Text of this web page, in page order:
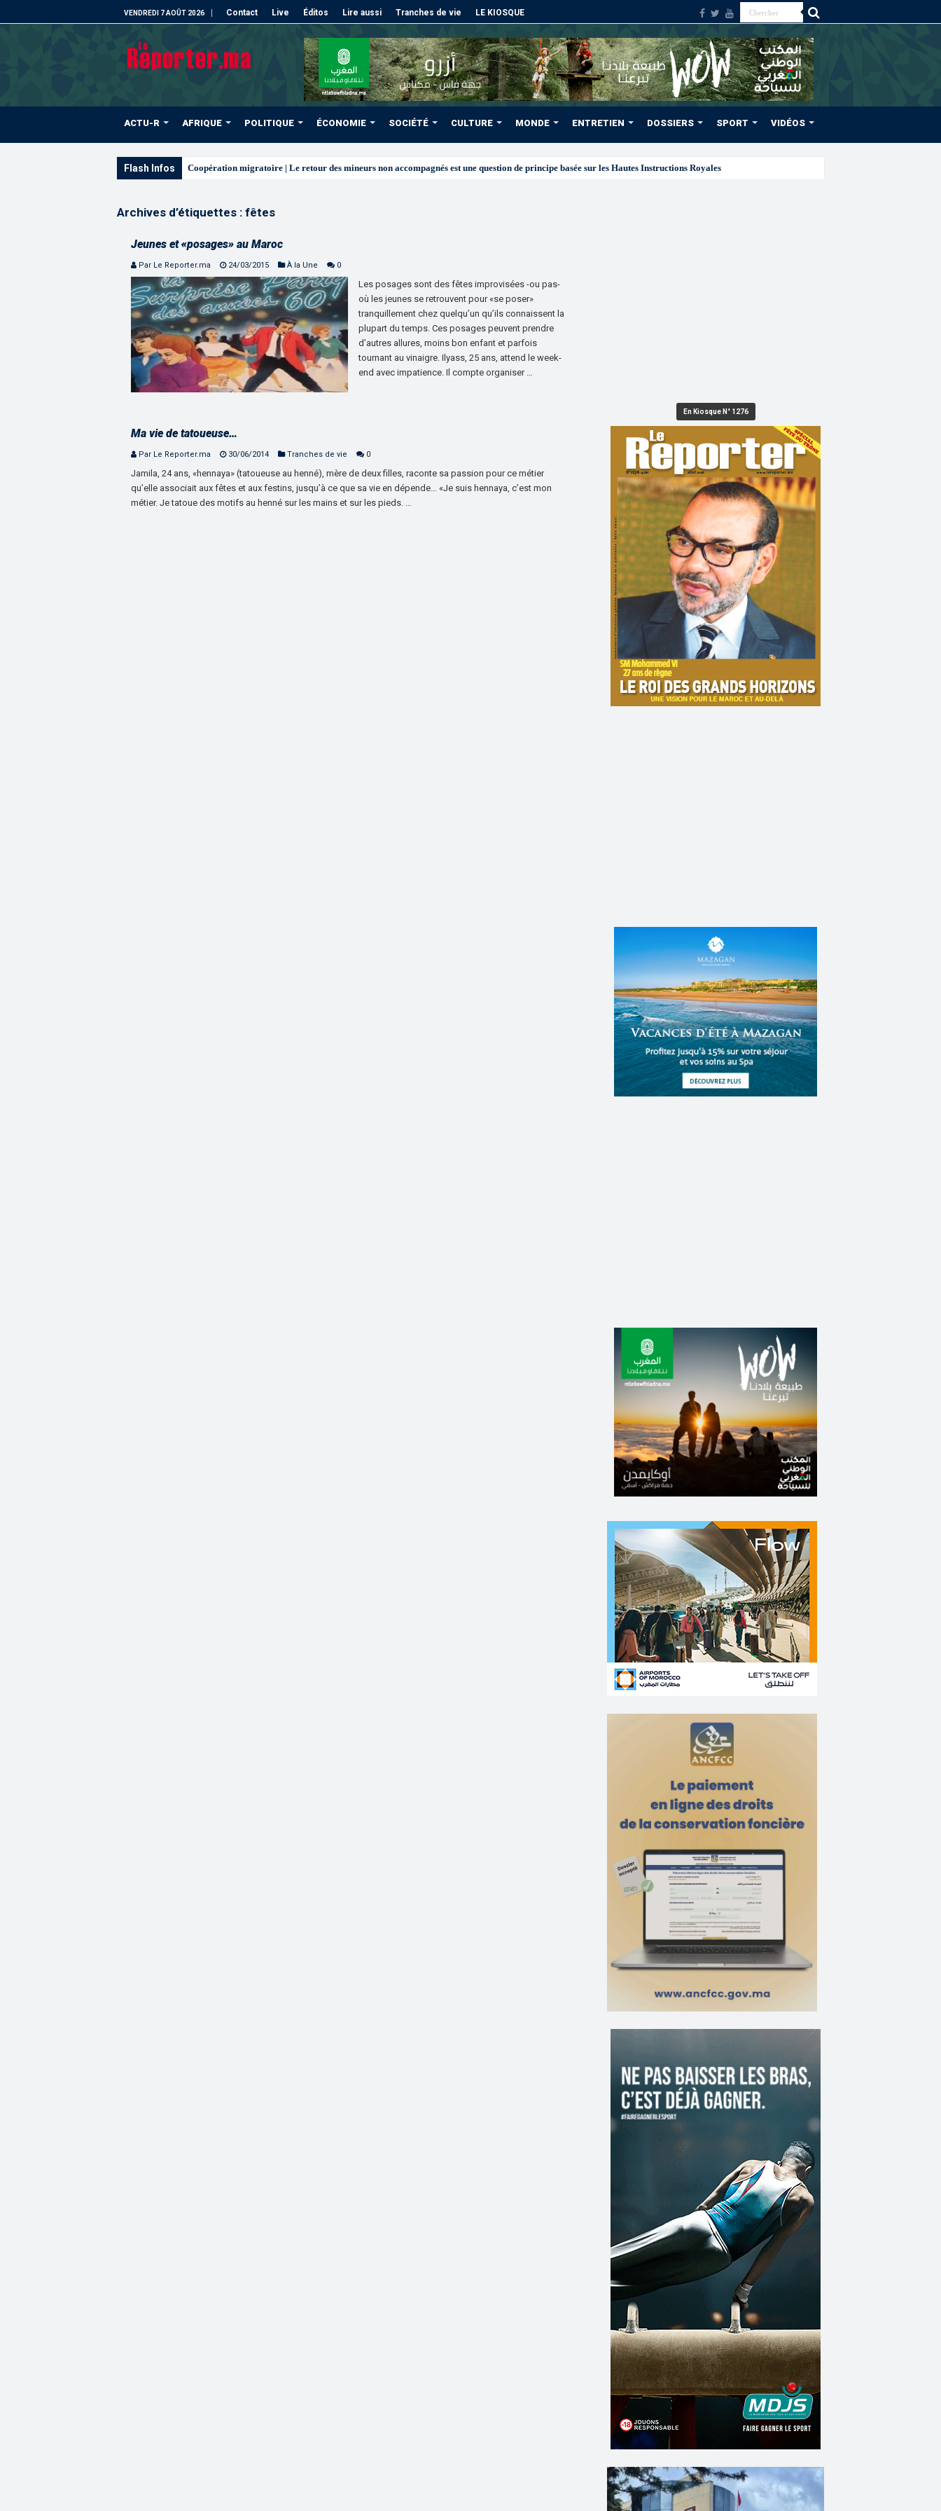
VENDREDI 7 AOÛT 2026 Contact Live Éditos Lire aussi Tranches de vie LE KIOSQUE
ACTU-R AFRIQUE POLITIQUE ÉCONOMIE SOCIÉTÉ CULTURE MONDE ENTRETIEN DOSSIERS SPORT VIDÉOS
Flash Infos L’ONM
Archives d’étiquettes : fêtes
Jeunes et «posages» au Maroc
Par Le Reporter.ma 24/03/2015 À la Une 0
Les posages sont des fêtes improvisées -ou pas-
où les jeunes se retrouvent pour «se poser»
tranquillement chez quelqu’un qu’ils connaissent la
plupart du temps. Ces posages peuvent prendre
d’autres allures, moins bon enfant et parfois
tournant au vinaigre. Ilyass, 25 ans, attend le week-
end avec impatience. Il compte organiser …
Ma vie de tatoueuse…
Par Le Reporter.ma 30/06/2014 Tranches de vie 0
Jamila, 24 ans, «hennaya» (tatoueuse au henné), mère de deux filles, raconte sa passion pour ce métier
qu’elle associait aux fêtes et aux festins, jusqu’à ce que sa vie en dépende… «Je suis hennaya, c’est mon
métier. Je tatoue des motifs au henné sur les mains et sur les pieds. …
En Kiosque N° 1276